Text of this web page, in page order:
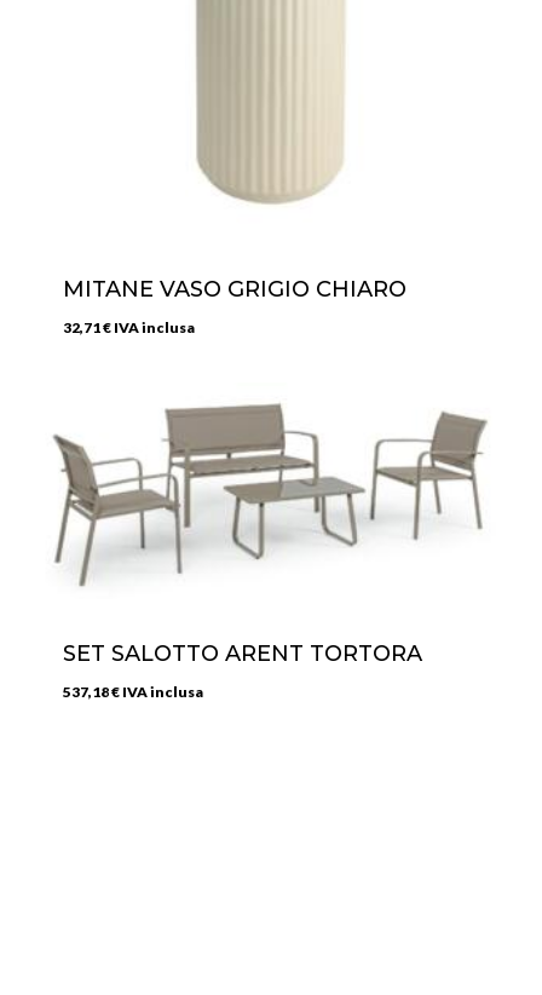
MITANE VASO GRIGIO CHIARO
32,71€ IVA inclusa
SET SALOTTO ARENT TORTORA
537,18€ IVA inclusa